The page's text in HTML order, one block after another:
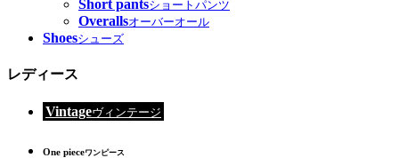
Short pantsショートパンツ
Overallsオーバーオール
Shoesシューズ
レディース
Vintageヴィンテージ
One pieceワンピース